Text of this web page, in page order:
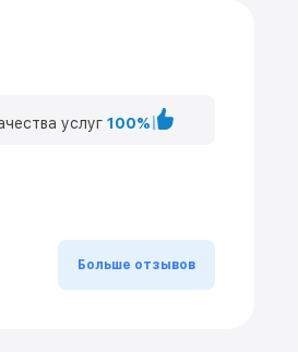
услуг 100%
Больше отзывов